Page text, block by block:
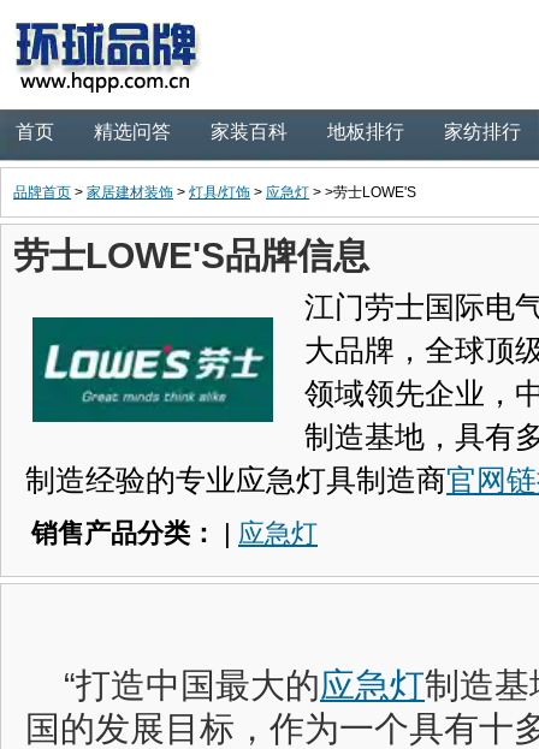
首页 精选问答 家装百科 地板排行 家纺排行
品牌首页 > 家居建材装饰 > 灯具/灯饰 > 应急灯 > >劳士LOWE'S
劳士LOWE'S品牌信息
江门劳士国际电
大品牌，全球顶
领域领先企业，
制造基地，具有
制造经验的专业应急灯具制造商官网
销售产品分类： | 应急灯
“打造中国最大的应急灯制造基
国的发展目标，作为一个具有十